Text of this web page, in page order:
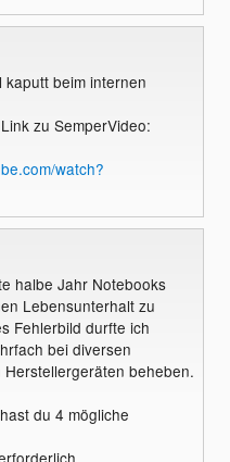
kaputt beim internen
zu SemperVideo:
watch?
halbe Jahr Notebooks
Lebensunterhalt zu
Fehlerbild durfte ich
bei diversen
beheben.
du 4 mögliche